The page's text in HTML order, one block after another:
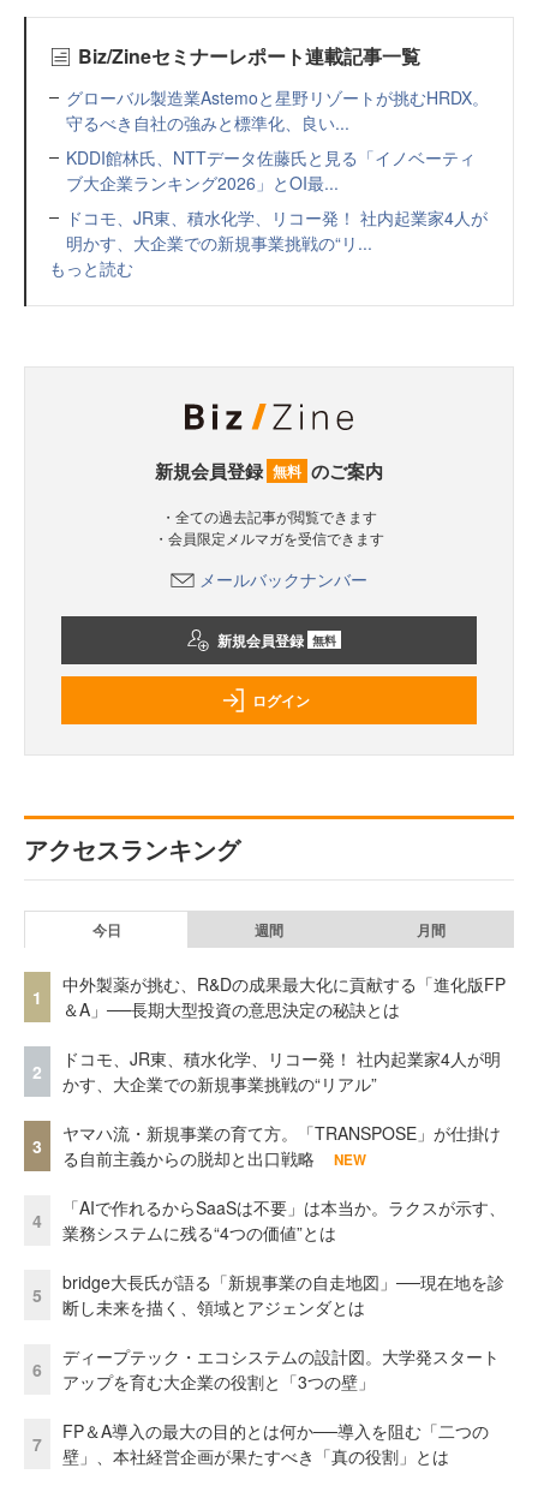
Biz/Zineセミナーレポート連載記事一覧
グローバル製造業Astemoと星野リゾートが挑むHRDX。
守るべき自社の強みと標準化、良い...
KDDI館林氏、NTTデータ佐藤氏と見る「イノベーティ
ブ大企業ランキング2026」とOI最...
ドコモ、JR東、積水化学、リコー発！ 社内起業家4人が
明かす、大企業での新規事業挑戦の“リ...
もっと読む
新規会員登録 無料 のご案内
・全ての過去記事が閲覧できます
・会員限定メルマガを受信できます
メールバックナンバー
新規会員登録 無料
ログイン
アクセスランキング
今日 週間 月間
1
中外製薬が挑む、R&Dの成果最大化に貢献する「進化版FP
＆A」──長期大型投資の意思決定の秘訣とは
2
ドコモ、JR東、積水化学、リコー発！ 社内起業家4人が明
かす、大企業での新規事業挑戦の“リアル”
3
ヤマハ流・新規事業の育て方。「TRANSPOSE」が仕掛け
る自前主義からの脱却と出口戦略
NEW
4
「AIで作れるからSaaSは不要」は本当か。ラクスが示す、
業務システムに残る“4つの価値”とは
5
bridge大長氏が語る「新規事業の自走地図」──現在地を診
断し未来を描く、領域とアジェンダとは
6
ディープテック・エコシステムの設計図。大学発スタート
アップを育む大企業の役割と「3つの壁」
7
FP＆A導入の最大の目的とは何か──導入を阻む「二つの
壁」、本社経営企画が果たすべき「真の役割」とは